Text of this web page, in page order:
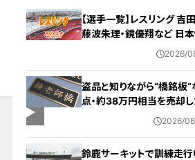
【選手一覧】レスリング 吉
藤波朱理・鏡優翔など 日
【アジア大会 愛知･名古屋
2026/
盗品と知りながら“橋銘板
点・約38万円相当を売却
い… 無職の男（63）を逮
2026/
鈴鹿サーキットで訓練走